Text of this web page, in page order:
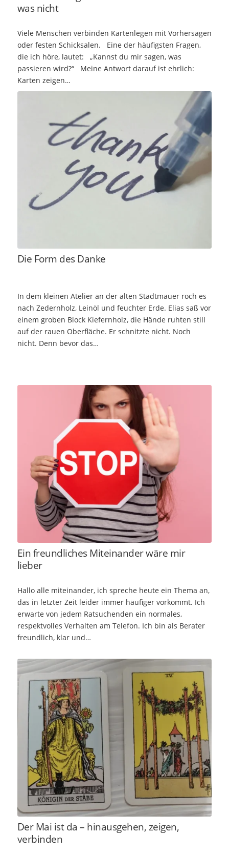
was nicht
Viele Menschen verbinden Kartenlegen mit Vorhersagen
oder festen Schicksalen. Eine der häufigsten Fragen,
die ich höre, lautet: „Kannst du mir sagen, was
passieren wird?“ Meine Antwort darauf ist ehrlich:
Karten zeigen…
Die Form des Danke
In dem kleinen Atelier an der alten Stadtmauer roch es
nach Zedernholz, Leinöl und feuchter Erde. Elias saß vor
einem groben Block Kiefernholz, die Hände ruhten still
auf der rauen Oberfläche. Er schnitzte nicht. Noch
nicht. Denn bevor das…
Ein freundliches Miteinander wäre mir
lieber
Hallo alle miteinander, ich spreche heute ein Thema an,
das in letzter Zeit leider immer häufiger vorkommt. Ich
erwarte von jedem Ratsuchenden ein normales,
respektvolles Verhalten am Telefon. Ich bin als Berater
freundlich, klar und…
Der Mai ist da – hinausgehen, zeigen,
verbinden